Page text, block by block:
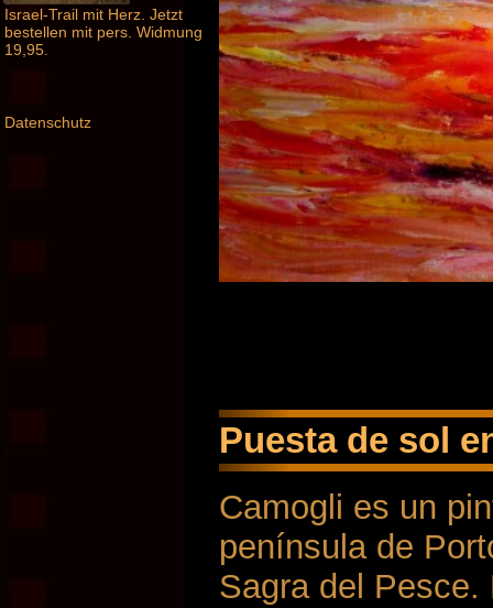
Israel-Trail mit Herz. Jetzt
bestellen mit pers. Widmung
19,95.
Datenschutz
Puesta de sol
Camogli es un
península de
Sagra del